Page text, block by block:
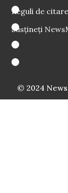
Reguli de citare
Susțineți
© 2024